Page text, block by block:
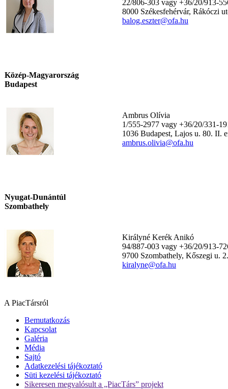
22/806-303 vagy +36/20/913-
8000 Székesfehérvár, Rákóczi
balog.eszter@ofa.hu
Közép-Magyarország
Budapest
Ambrus Olívia
1/555-2977 vagy +36/20/331-
1036 Budapest, Lajos u. 80. II.
ambrus.olivia@ofa.hu
Nyugat-Dunántúl
Szombathely
Királyné Kerék Anikó
94/887-003 vagy +36/20/913-
9700 Szombathely, Kőszegi u. 2.
kiralyne@ofa.hu
A PiacTársról
Bemutatkozás
Kapcsolat
Galéria
Média
Sajtó
Adatkezelési tájékoztató
Süti kezelési tájékoztató
Sikeresen megvalósult a „PiacTárs” projekt